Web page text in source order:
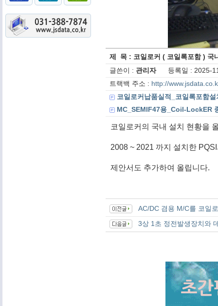
제 목 : 코일로커 ( 코일록포함 ) 국
글쓴이 : 관리자등록일 : 2025-
트랙백 주소 : http://
코일로커납품실적_코일록포함
MC_SEMIF47용_Coil-LockER
코일로커의 국내 설치 현황을
2008 ~ 2021 까지 설치한
제안서도 추가하여 올립니다.
AC/DC 겸용 M/C를 코일
3상 1초 정전발생장치와